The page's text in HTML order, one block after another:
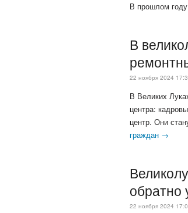
В прошлом
В
22 ноября 2024
В Великих
центра:
центр. Они
граждан →
обратно
22 ноября 2024